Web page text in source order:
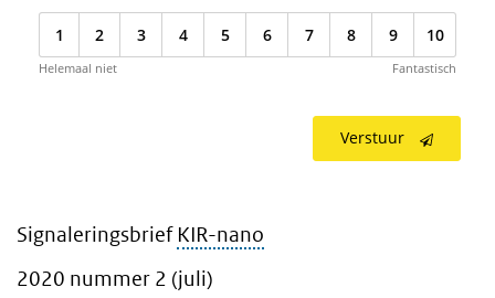
1 2 3 4 5 6 7 8 9 10
Helemaal niet Fantastisch
Verstuur
Signaleringsbrief KIR-nano
2020 nummer 2 (juli)